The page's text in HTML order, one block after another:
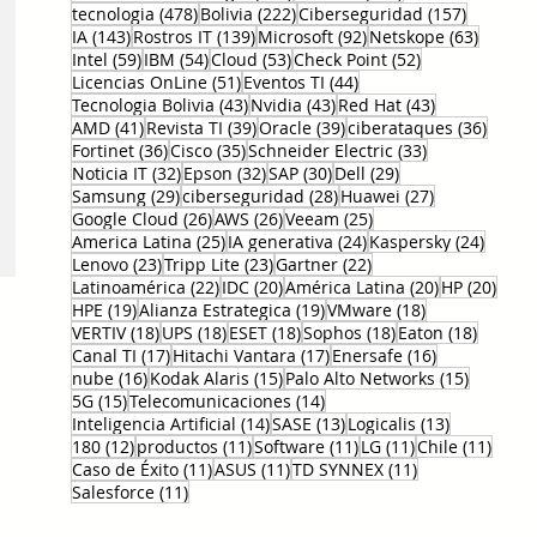
tecnologia (478)478 entradas
Bolivia (222)222 entradas
Ciberseguridad (157)157
IA (143)143 entradas
Rostros IT (139)139 entradas
Microsoft (92)92 entradas
Netskope (63)63
Intel (59)59 entradas
IBM (54)54 entradas
Cloud (53)53 entradas
Check Point (52)52 entradas
Licencias OnLine (51)51 entradas
Eventos TI (44)44 entradas
Tecnologia Bolivia (43)43 entradas
Nvidia (43)43 entradas
Red Hat (43)43 entradas
AMD (41)41 entradas
Revista TI (39)39 entradas
Oracle (39)39 entradas
ciberataques (36)36
Fortinet (36)36 entradas
Cisco (35)35 entradas
Schneider Electric (33)33 entradas
Noticia IT (32)32 entradas
Epson (32)32 entradas
SAP (30)30 entradas
Dell (29)29 entradas
Samsung (29)29 entradas
ciberseguridad (28)28 entradas
Huawei (27)27 entradas
Google Cloud (26)26 entradas
AWS (26)26 entradas
Veeam (25)25 entradas
America Latina (25)25 entradas
IA generativa (24)24 entradas
Kaspersky (24)24
Lenovo (23)23 entradas
Tripp Lite (23)23 entradas
Gartner (22)22 entradas
Latinoamérica (22)22 entradas
IDC (20)20 entradas
América Latina (20)20 entradas
HP (20)20
HPE (19)19 entradas
Alianza Estrategica (19)19 entradas
VMware (18)18 entradas
VERTIV (18)18 entradas
UPS (18)18 entradas
ESET (18)18 entradas
Sophos (18)18 entradas
Eaton (18)18
Canal TI (17)17 entradas
Hitachi Vantara (17)17 entradas
Enersafe (16)16 entradas
nube (16)16 entradas
Kodak Alaris (15)15 entradas
Palo Alto Networks (15)15
5G (15)15 entradas
Telecomunicaciones (14)14 entradas
Inteligencia Artificial (14)14 entradas
SASE (13)13 entradas
Logicalis (13)13
180 (12)12 entradas
productos (11)11 entradas
Software (11)11 entradas
LG (11)11 entradas
Chile (11)11
Caso de Éxito (11)11 entradas
ASUS (11)11 entradas
TD SYNNEX (11)11 entradas
Salesforce (11)11 entradas